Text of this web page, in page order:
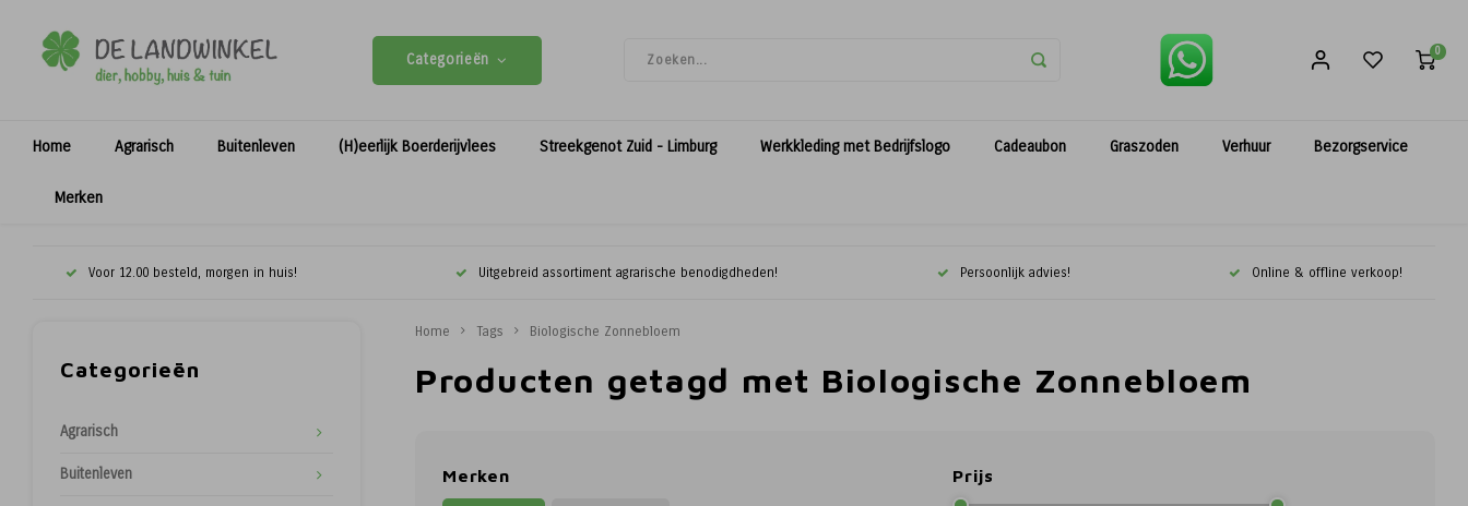
Categorieën 0
Home Agrarisch Buitenleven (H)eerlijk Boerderijvlees Streekgenot Zuid - Limburg Werkkleding met Bedrijfslogo Cadeaubon Graszoden Verhuur Bezorgservice
Merken
Voor 12.00 besteld, morgen in huis! Uitgebreid assortiment agrarische benodigdheden! Persoonlijk advies! Online & offline verkoop!
Categorieën
Agrarisch
Buitenleven
Home Tags Biologische Zonnebloem
Producten getagd met Biologische Zonnebloem
Merken Prijs